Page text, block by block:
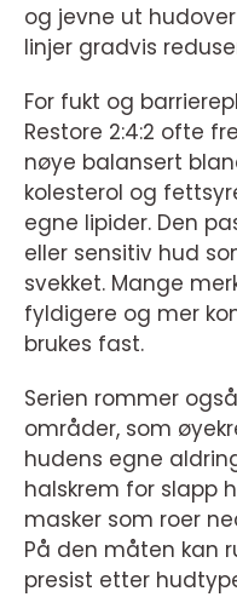
og jevne ut
linjer gradvis
For fukt og
Restore 2:4:2 ofte
nøye balansert
kolesterol og
egne lipider. Den
eller sensitiv hud
svekket. Mange
fyldigere og mer
brukes fast.
Serien rommer
områder, som
hudens egne
halskrem for slapp
masker som roer
På den måten kan
presist etter